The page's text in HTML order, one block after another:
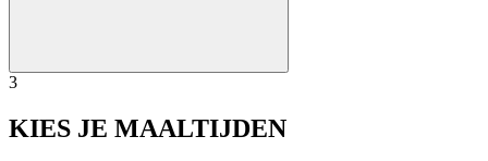
3
KIES JE MAALTIJDEN